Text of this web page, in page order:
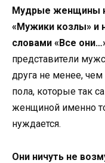
Мудрые женщины
«Мужики козлы» и
словами «Все
представители
друга не менее,
пола, которые так
женщиной именно
нуждается.
Они ничуть не